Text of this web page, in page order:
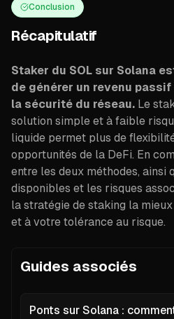
Conclusion
Récapitulatif
Staker du SOL sur Solana
de générer un revenu
la sécurité du réseau. Le
solution simple et à faible
liquide permet plus de
opportunités de la DeFi. En
entre les deux méthodes, ainsi
disponibles et les risques
la stratégie de staking la
et à votre tolérance au risque.
Guides associés
Ponts sur Solana :